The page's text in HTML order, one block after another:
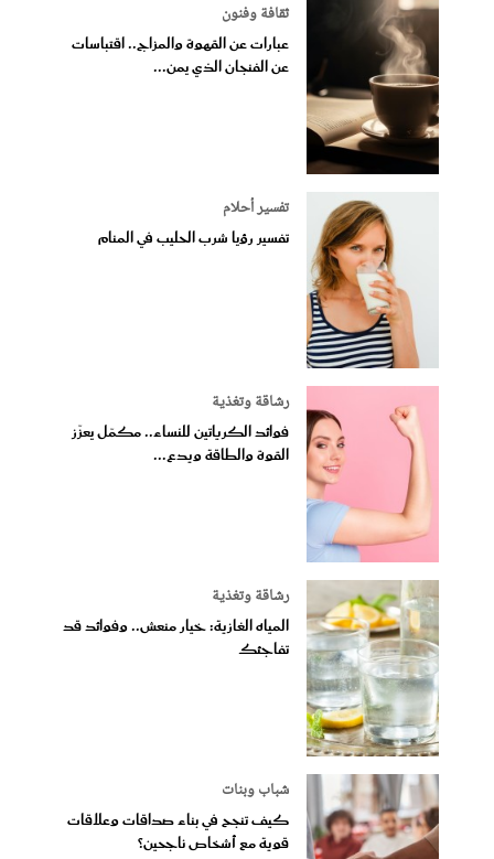
ثقافة وفنون
عبارات عن القهوة والمزاج.. اقتباسات
عن الفنجان الذي يمن...
تفسير أحلام
تفسير رؤيا شرب الحليب في المنام
رشاقة وتغذية
فوائد الكرياتين للنساء.. مكمّل يعزّز
القوة والطاقة ويدع...
رشاقة وتغذية
المياه الغازية: خيار منعش.. وفوائد قد
تفاجئك
شباب وبنات
كيف تنجح في بناء صداقات وعلاقات
قوية مع أشخاص ناجحين؟